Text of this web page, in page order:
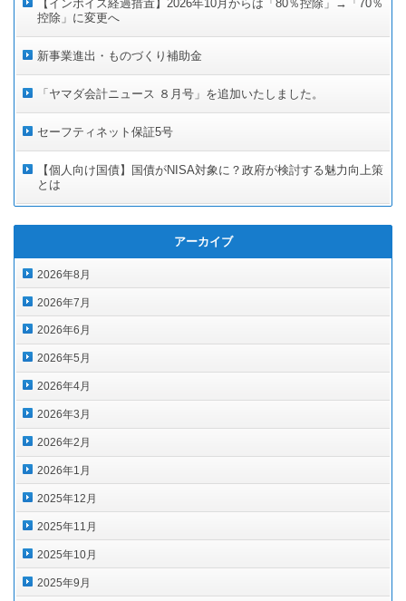
【インボイス経過措置】2026年10月からは「80％控除」→「70％
控除」に変更へ
新事業進出・ものづくり補助金
「ヤマダ会計ニュース ８月号」を追加いたしました。
セーフティネット保証5号
【個人向け国債】国債がNISA対象に？政府が検討する魅力向上策
とは
アーカイブ
2026年8月
2026年7月
2026年6月
2026年5月
2026年4月
2026年3月
2026年2月
2026年1月
2025年12月
2025年11月
2025年10月
2025年9月